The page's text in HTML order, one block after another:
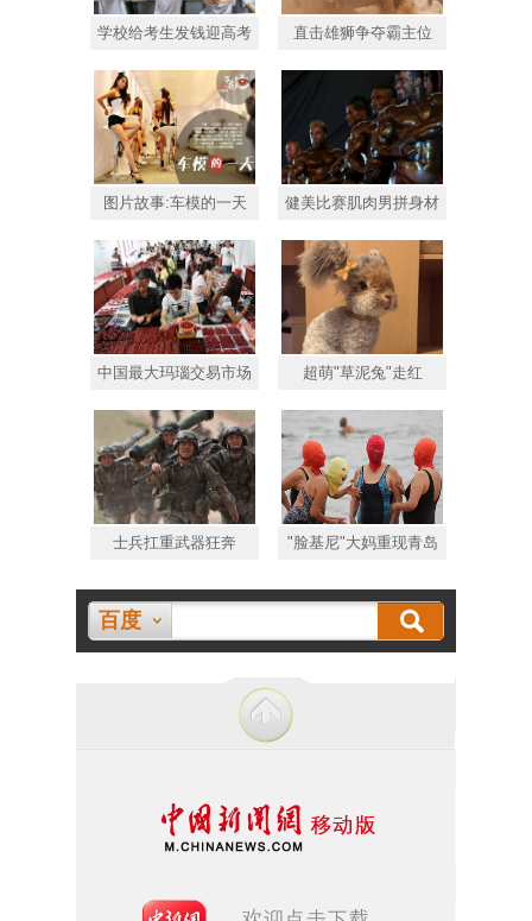
学校给考生发钱迎高考 直击雄狮争夺霸主位
图片故事:车模的一天 健美比赛肌肉男拼身材
中国最大玛瑙交易市场 超萌"草泥兔"走红
士兵扛重武器狂奔 "脸基尼"大妈重现青岛
百度